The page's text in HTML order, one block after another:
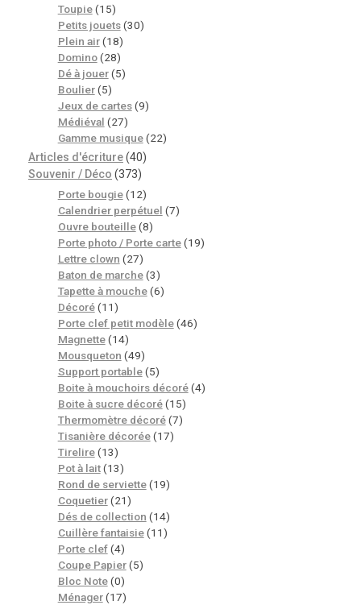
Toupie (15)
Petits jouets (30)
Plein air (18)
Domino (28)
Dé à jouer (5)
Boulier (5)
Jeux de cartes (9)
Médiéval (27)
Gamme musique (22)
Articles d'écriture(40)
Souvenir / Déco (373)
Porte bougie (12)
Calendrier perpétuel (7)
Ouvre bouteille (8)
Porte photo / Porte carte (19)
Lettre clown (27)
Baton de marche (3)
Tapette à mouche (6)
Décoré (11)
Porte clef petit modèle (46)
Magnette (14)
Mousqueton (49)
Support portable (5)
Boite à mouchoirs décoré (4)
Boite à sucre décoré (15)
Thermomètre décoré (7)
Tisanière décorée (17)
Tirelire (13)
Pot à lait (13)
Rond de serviette (19)
Coquetier (21)
Dés de collection (14)
Cuillère fantaisie (11)
Porte clef (4)
Coupe Papier (5)
Bloc Note (0)
Ménager (17)